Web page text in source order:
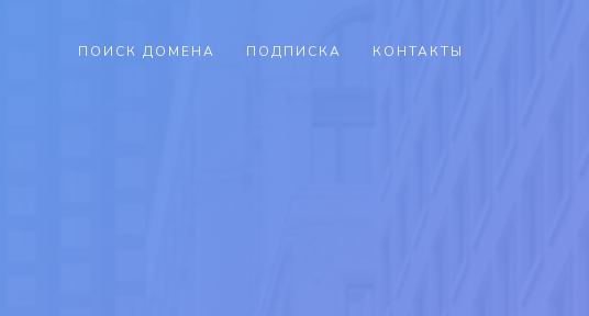
ПОИСК ДОМЕНА ПОДПИСКА КОНТАКТЫ